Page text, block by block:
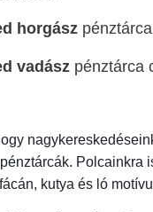
horgász
vadász pénztárca
Polcainkra
kutya és ló